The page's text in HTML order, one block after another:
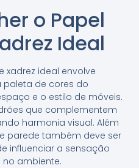
o Papel
Ideal
xadrez ideal envolve
de cores do
e o estilo de móveis.
que complementem
harmonia visual. Além
parede também deve ser
influenciar a sensação
ambiente.